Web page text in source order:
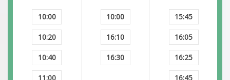
10:00
10:20
10:40
11:00
10:00
16:10
16:30
15:45
16:05
16:25
16:45